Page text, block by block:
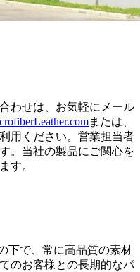
わせは、お気軽にメール
または、
用ください。営業担当者
。当社の製品にご関心を
す。
下で、常に高品質の素材
のお客様との長期的なパ